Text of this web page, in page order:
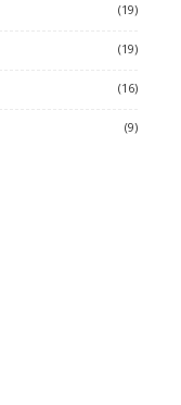
(19)
(19)
(16)
(9)